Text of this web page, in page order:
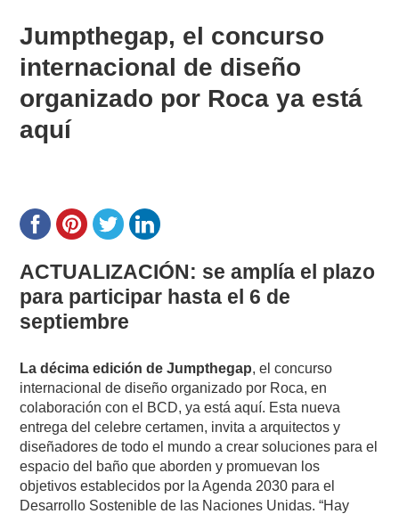
Jumpthegap, el concurso
internacional de diseño
organizado por Roca ya está
aquí
ACTUALIZACIÓN: se amplía el plazo
para participar hasta el 6 de
septiembre
La décima edición de Jumpthegap, el concurso
internacional de diseño organizado por Roca, en
colaboración con el BCD, ya está aquí. Esta nueva
entrega del celebre certamen, invita a arquitectos y
diseñadores de todo el mundo a crear soluciones para el
espacio del baño que aborden y promuevan los
objetivos establecidos por la Agenda 2030 para el
Desarrollo Sostenible de las Naciones Unidas. “Hay